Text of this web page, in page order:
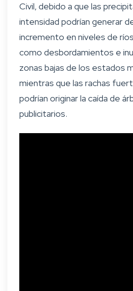
Civil, debido a que las
intensidad podrían generar
incremento en niveles de
como desbordamientos e
zonas bajas de los estados
mientras que las rachas
podrían originar la caída de
publicitarios.